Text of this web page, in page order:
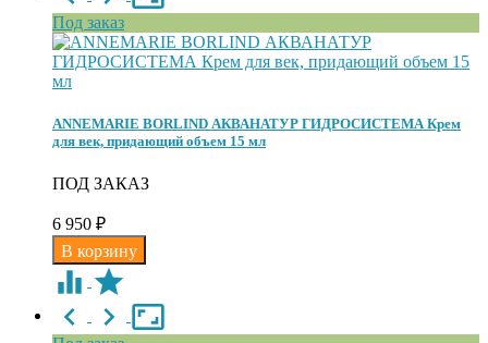
Под заказ
ANNEMARIE BORLIND АКВАНАТУР ГИДРОСИСТЕМА Крем
для век, придающий объем 15 мл
ПОД ЗАКАЗ
6 950 ₽